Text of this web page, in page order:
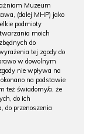
Muzeum
(dalej MHP) jako
podmioty
moich
do
tej zgody do
w dowolnym
nie wpływa na
na podstawie
też świadomy/a, że
do ich
do przenoszenia